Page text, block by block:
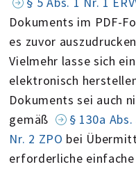
Dokuments im PDF-
es zuvor
Vielmehr lasse sich
elektronisch
Dokuments sei auch
gemäß
§ 130a
Nr. 2 ZPO bei
erforderliche